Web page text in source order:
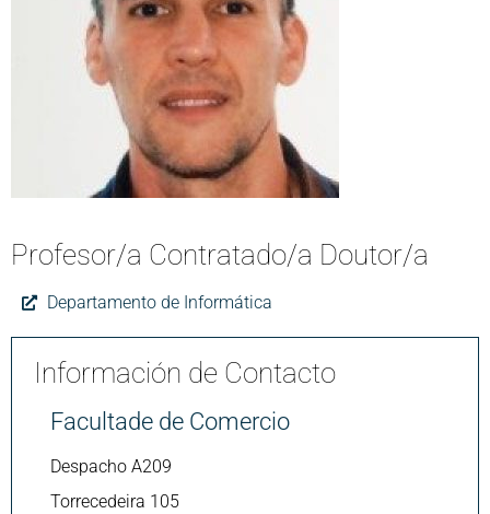
Profesor/a Contratado/a Doutor/a
Departamento de Informática
Información de Contacto
Facultade de Comercio
Despacho A209
Torrecedeira 105